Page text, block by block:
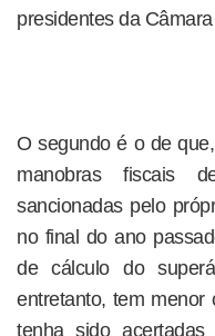
presidentes da
O segundo é o de
manobras fiscais
sancionadas pelo
no final do ano
de cálculo do
entretanto, tem menor
tenha sido